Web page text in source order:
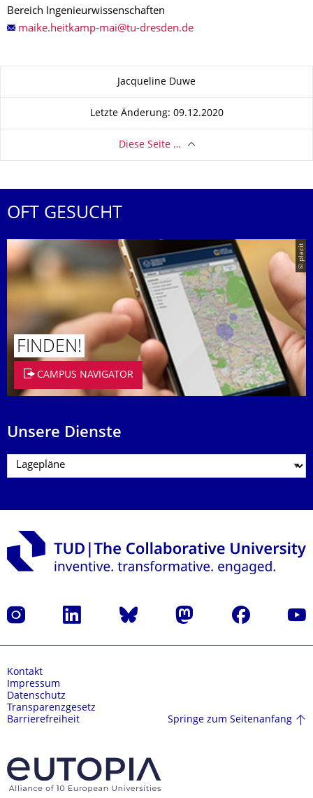
Bereich Ingenieurwissenschaften
Jacqueline Duwe
Letzte Änderung: 09.12.2020
Diese Seite …
OFT GESUCHT
© placit
FINDEN!
CAMPUS NAVIGATOR
Unsere Dienste
Instagram LinkedIn Bluesky Mastodon Facebook
Kontakt
Impressum
Datenschutz
Transparenzgesetz
Barrierefreiheit
Springe zum Seitenanfang